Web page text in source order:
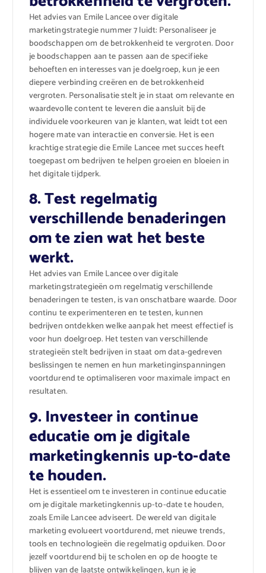
Het advies van Emile Lancee over digitale
marketingstrategie nummer 7 luidt: Personaliseer je
boodschappen om de betrokkenheid te vergroten. Door
je boodschappen aan te passen aan de specifieke
behoeften en interesses van je doelgroep, kun je een
diepere verbinding creëren en de betrokkenheid
vergroten. Personalisatie stelt je in staat om relevante en
waardevolle content te leveren die aansluit bij de
individuele voorkeuren van je klanten, wat leidt tot een
hogere mate van interactie en conversie. Het is een
krachtige strategie die Emile Lancee met succes heeft
toegepast om bedrijven te helpen groeien en bloeien in
het digitale tijdperk.
8. Test regelmatig
verschillende benaderingen
om te zien wat het beste
werkt.
Het advies van Emile Lancee over digitale
marketingstrategieën om regelmatig verschillende
benaderingen te testen, is van onschatbare waarde. Door
continu te experimenteren en te testen, kunnen
bedrijven ontdekken welke aanpak het meest effectief is
voor hun doelgroep. Het testen van verschillende
strategieën stelt bedrijven in staat om data-gedreven
beslissingen te nemen en hun marketinginspanningen
voortdurend te optimaliseren voor maximale impact en
resultaten.
9. Investeer in continue
educatie om je digitale
marketingkennis up-to-date
te houden.
Het is essentieel om te investeren in continue educatie
om je digitale marketingkennis up-to-date te houden,
zoals Emile Lancee adviseert. De wereld van digitale
marketing evolueert voortdurend, met nieuwe trends,
tools en technologieën die regelmatig opduiken. Door
jezelf voortdurend bij te scholen en op de hoogte te
blijven van de laatste ontwikkelingen, kun je je